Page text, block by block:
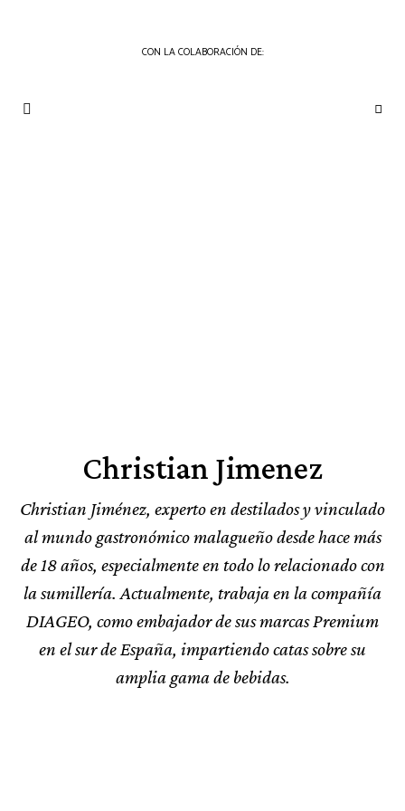
CON LA COLABORACIÓN DE:
Christian Jimenez
Christian Jiménez, experto en destilados y vinculado
al mundo gastronómico malagueño desde hace más
de 18 años, especialmente en todo lo relacionado con
la sumillería. Actualmente, trabaja en la compañía
DIAGEO, como embajador de sus marcas Premium
en el sur de España, impartiendo catas sobre su
amplia gama de bebidas.